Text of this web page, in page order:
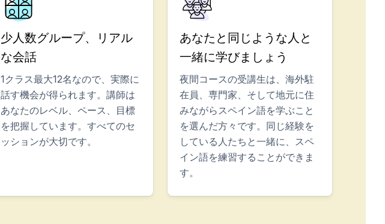
少人数グループ、リアル
な会話
1クラス最大12名なので、実際に
話す機会が得られます。講師は
あなたのレベル、ペース、目標
を把握しています。すべてのセ
ッションが大切です。
あなたと同じような人と
一緒に学びましょう
夜間コースの受講生は、海外駐
在員、専門家、そして地元に住
みながらスペイン語を学ぶこと
を選んだ方々です。同じ経験を
している人たちと一緒に、スペ
イン語を練習することができま
す。